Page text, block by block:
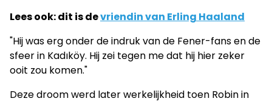
Lees ook: dit is devriendin van Erling Haaland
"Hij was erg onder de indruk van de Fener-fans en de
sfeer in Kadıköy. Hij zei tegen me dat hij hier zeker
ooit zou komen."
Deze droom werd later werkelijkheid toen Robin in